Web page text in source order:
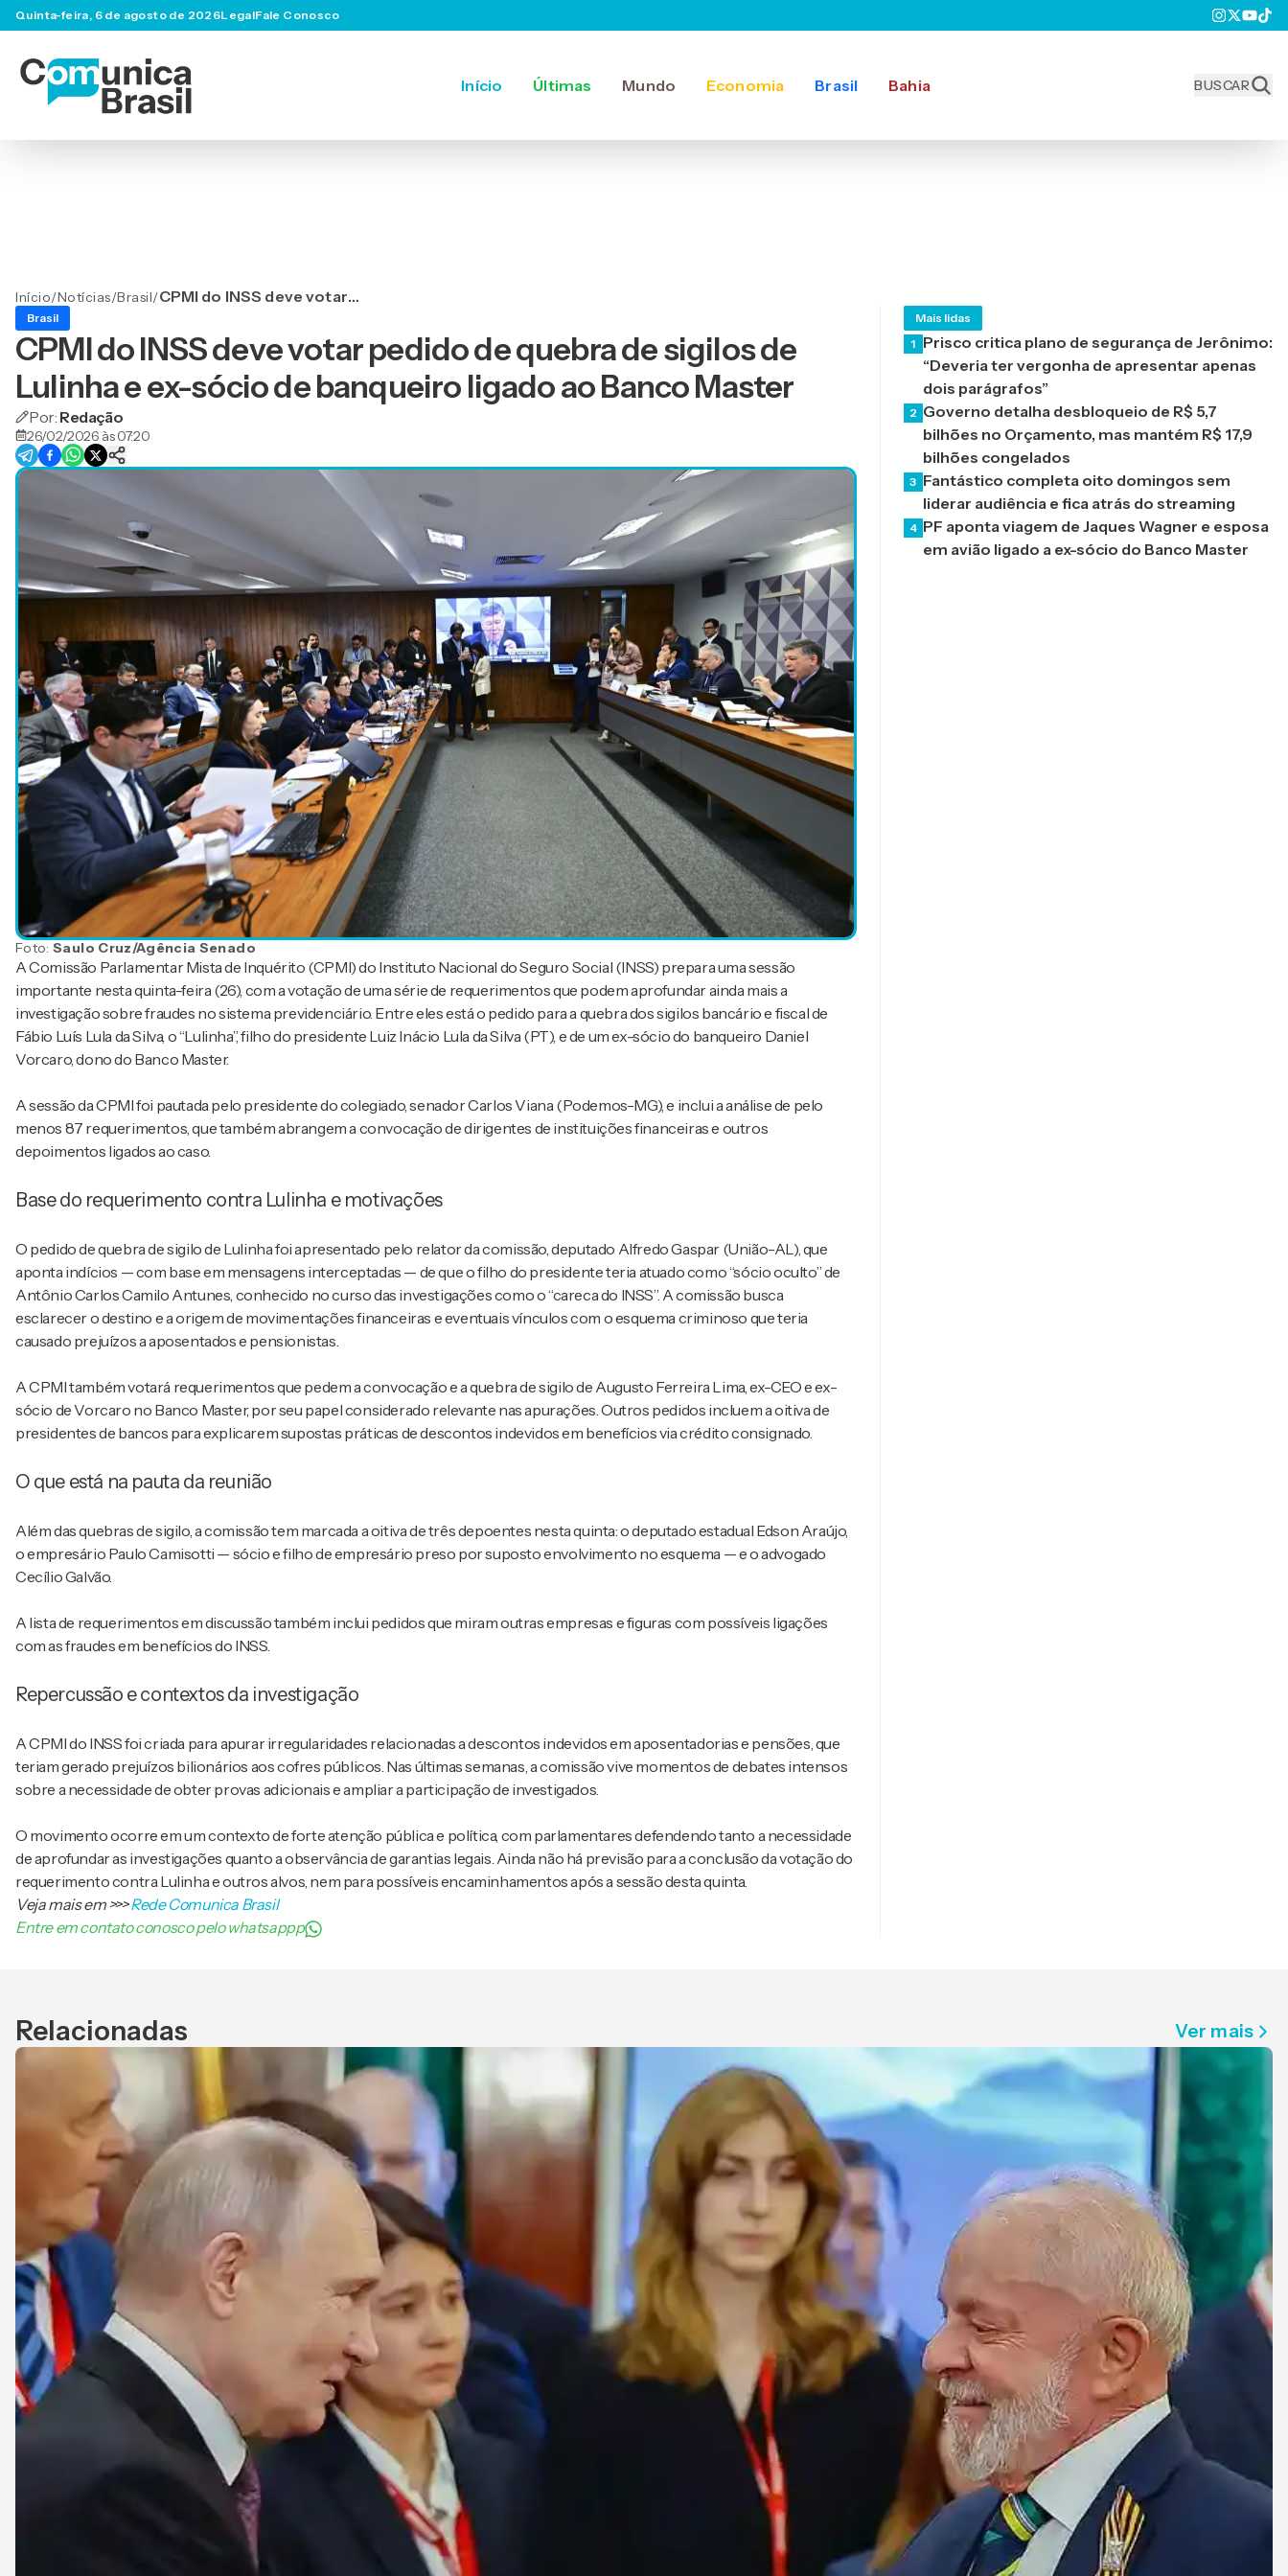
Quinta-feira, 6 de agosto de 2026LegalFale Conosco
Início Últimas Mundo Economia Brasil Bahia BUSCAR
Início/Notícias/Brasil/CPMI do INSS deve votar
de Lulinha e ex-sócio de
banqueiro ligado ao Banco
Brasil
CPMI do INSS deve votar pedido de quebra de sigilos de
Lulinha e ex-sócio de banqueiro ligado ao Banco Master
Por: Redação
26/02/2026 às 07:20
Foto:Saulo Cruz/Agência Senado
A Comissão Parlamentar Mista de Inquérito (CPMI) do Instituto Nacional do Seguro Social (INSS) prepara uma sessão
importante nesta quinta-feira (26), com a votação de uma série de requerimentos que podem aprofundar ainda mais a
investigação sobre fraudes no sistema previdenciário. Entre eles está o pedido para a quebra dos sigilos bancário e fiscal de
Fábio Luís Lula da Silva, o “Lulinha”, filho do presidente Luiz Inácio Lula da Silva (PT), e de um ex-sócio do banqueiro Daniel
Vorcaro, dono do Banco Master.
A sessão da CPMI foi pautada pelo presidente do colegiado, senador Carlos Viana (Podemos-MG), e inclui a análise de pelo
menos 87 requerimentos, que também abrangem a convocação de dirigentes de instituições financeiras e outros
depoimentos ligados ao caso.
Base do requerimento contra Lulinha e motivações
O pedido de quebra de sigilo de Lulinha foi apresentado pelo relator da comissão, deputado Alfredo Gaspar (União-AL), que
aponta indícios — com base em mensagens interceptadas — de que o filho do presidente teria atuado como “sócio oculto” de
Antônio Carlos Camilo Antunes, conhecido no curso das investigações como o “careca do INSS”. A comissão busca
esclarecer o destino e a origem de movimentações financeiras e eventuais vínculos com o esquema criminoso que teria
causado prejuízos a aposentados e pensionistas.
A CPMI também votará requerimentos que pedem a convocação e a quebra de sigilo de Augusto Ferreira Lima, ex-CEO e ex-
sócio de Vorcaro no Banco Master, por seu papel considerado relevante nas apurações. Outros pedidos incluem a oitiva de
presidentes de bancos para explicarem supostas práticas de descontos indevidos em benefícios via crédito consignado.
O que está na pauta da reunião
Além das quebras de sigilo, a comissão tem marcada a oitiva de três depoentes nesta quinta: o deputado estadual Edson Araújo,
o empresário Paulo Camisotti — sócio e filho de empresário preso por suposto envolvimento no esquema — e o advogado
Cecílio Galvão.
A lista de requerimentos em discussão também inclui pedidos que miram outras empresas e figuras com possíveis ligações
com as fraudes em benefícios do INSS.
Repercussão e contextos da investigação
A CPMI do INSS foi criada para apurar irregularidades relacionadas a descontos indevidos em aposentadorias e pensões, que
teriam gerado prejuízos bilionários aos cofres públicos. Nas últimas semanas, a comissão vive momentos de debates intensos
sobre a necessidade de obter provas adicionais e ampliar a participação de investigados.
O movimento ocorre em um contexto de forte atenção pública e política, com parlamentares defendendo tanto a necessidade
de aprofundar as investigações quanto a observância de garantias legais. Ainda não há previsão para a conclusão da votação do
requerimento contra Lulinha e outros alvos, nem para possíveis encaminhamentos após a sessão desta quinta.
Veja mais em>>>Rede Comunica Brasil
Entre em contato conosco pelo whatsappp
Mais lidas
1 Prisco critica plano de segurança de Jerônimo:
“Deveria ter vergonha de apresentar apenas
dois parágrafos”
2 Governo detalha desbloqueio de R$ 5,7
bilhões no Orçamento, mas mantém R$ 17,9
bilhões congelados
3 Fantástico completa oito domingos sem
liderar audiência e fica atrás do streaming
4 PF aponta viagem de Jaques Wagner e esposa
em avião ligado a ex-sócio do Banco Master
Relacionadas Ver mais